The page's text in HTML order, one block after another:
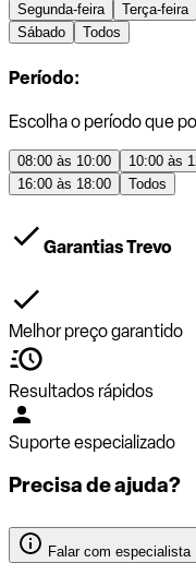
Segunda-feira Terça-feira
Sábado
Todos
Período:
Escolha o período que
08:00 às 10:00 10:00 às
16:00 às 18:00
Todos
Garantias Trevo
Melhor preço garantido
Resultados rápidos
Suporte especializado
Precisa de ajuda?
Falar com especialista